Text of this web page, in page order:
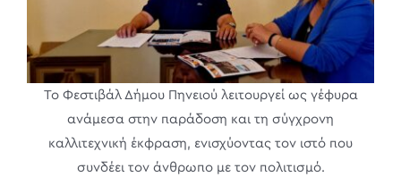
Το Φεστιβάλ Δήμου Πηνειού λειτουργεί ως γέφυρα
ανάμεσα στην παράδοση και τη σύγχρονη
καλλιτεχνική έκφραση, ενισχύοντας τον ιστό που
συνδέει τον άνθρωπο με τον πολιτισμό.